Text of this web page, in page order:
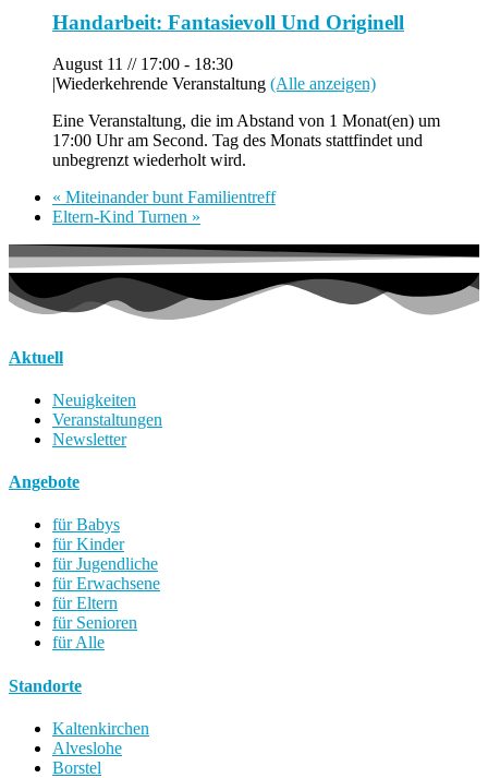
Handarbeit: Fantasievoll Und Originell
August 11 // 17:00 - 18:30
|Wiederkehrende Veranstaltung (Alle anzeigen)
Eine Veranstaltung, die im Abstand von 1 Monat(en) um
17:00 Uhr am Second. Tag des Monats stattfindet und
unbegrenzt wiederholt wird.
« Miteinander bunt Familientreff
Eltern-Kind Turnen »
Aktuell
Neuigkeiten
Veranstaltungen
Newsletter
Angebote
für Babys
für Kinder
für Jugendliche
für Erwachsene
für Eltern
für Senioren
für Alle
Standorte
Kaltenkirchen
Alveslohe
Borstel